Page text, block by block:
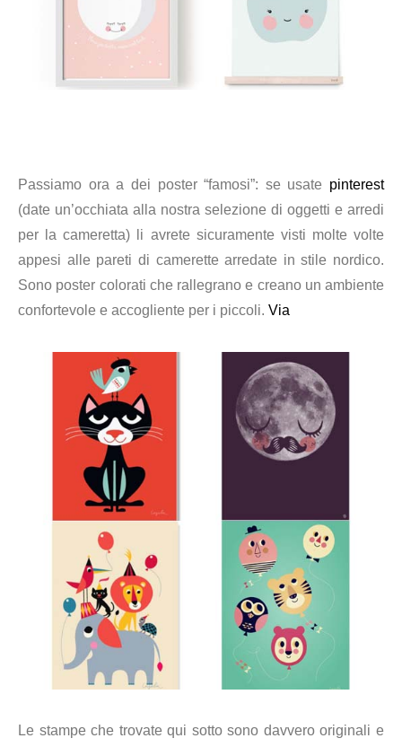
Passiamo ora a dei poster “famosi”: se usate pinterest
(date un’occhiata alla nostra selezione di oggetti e arredi
per la cameretta) li avrete sicuramente visti molte volte
appesi alle pareti di camerette arredate in stile nordico.
Sono poster colorati che rallegrano e creano un ambiente
confortevole e accogliente per i piccoli. Via
Le stampe che trovate qui sotto sono davvero originali e